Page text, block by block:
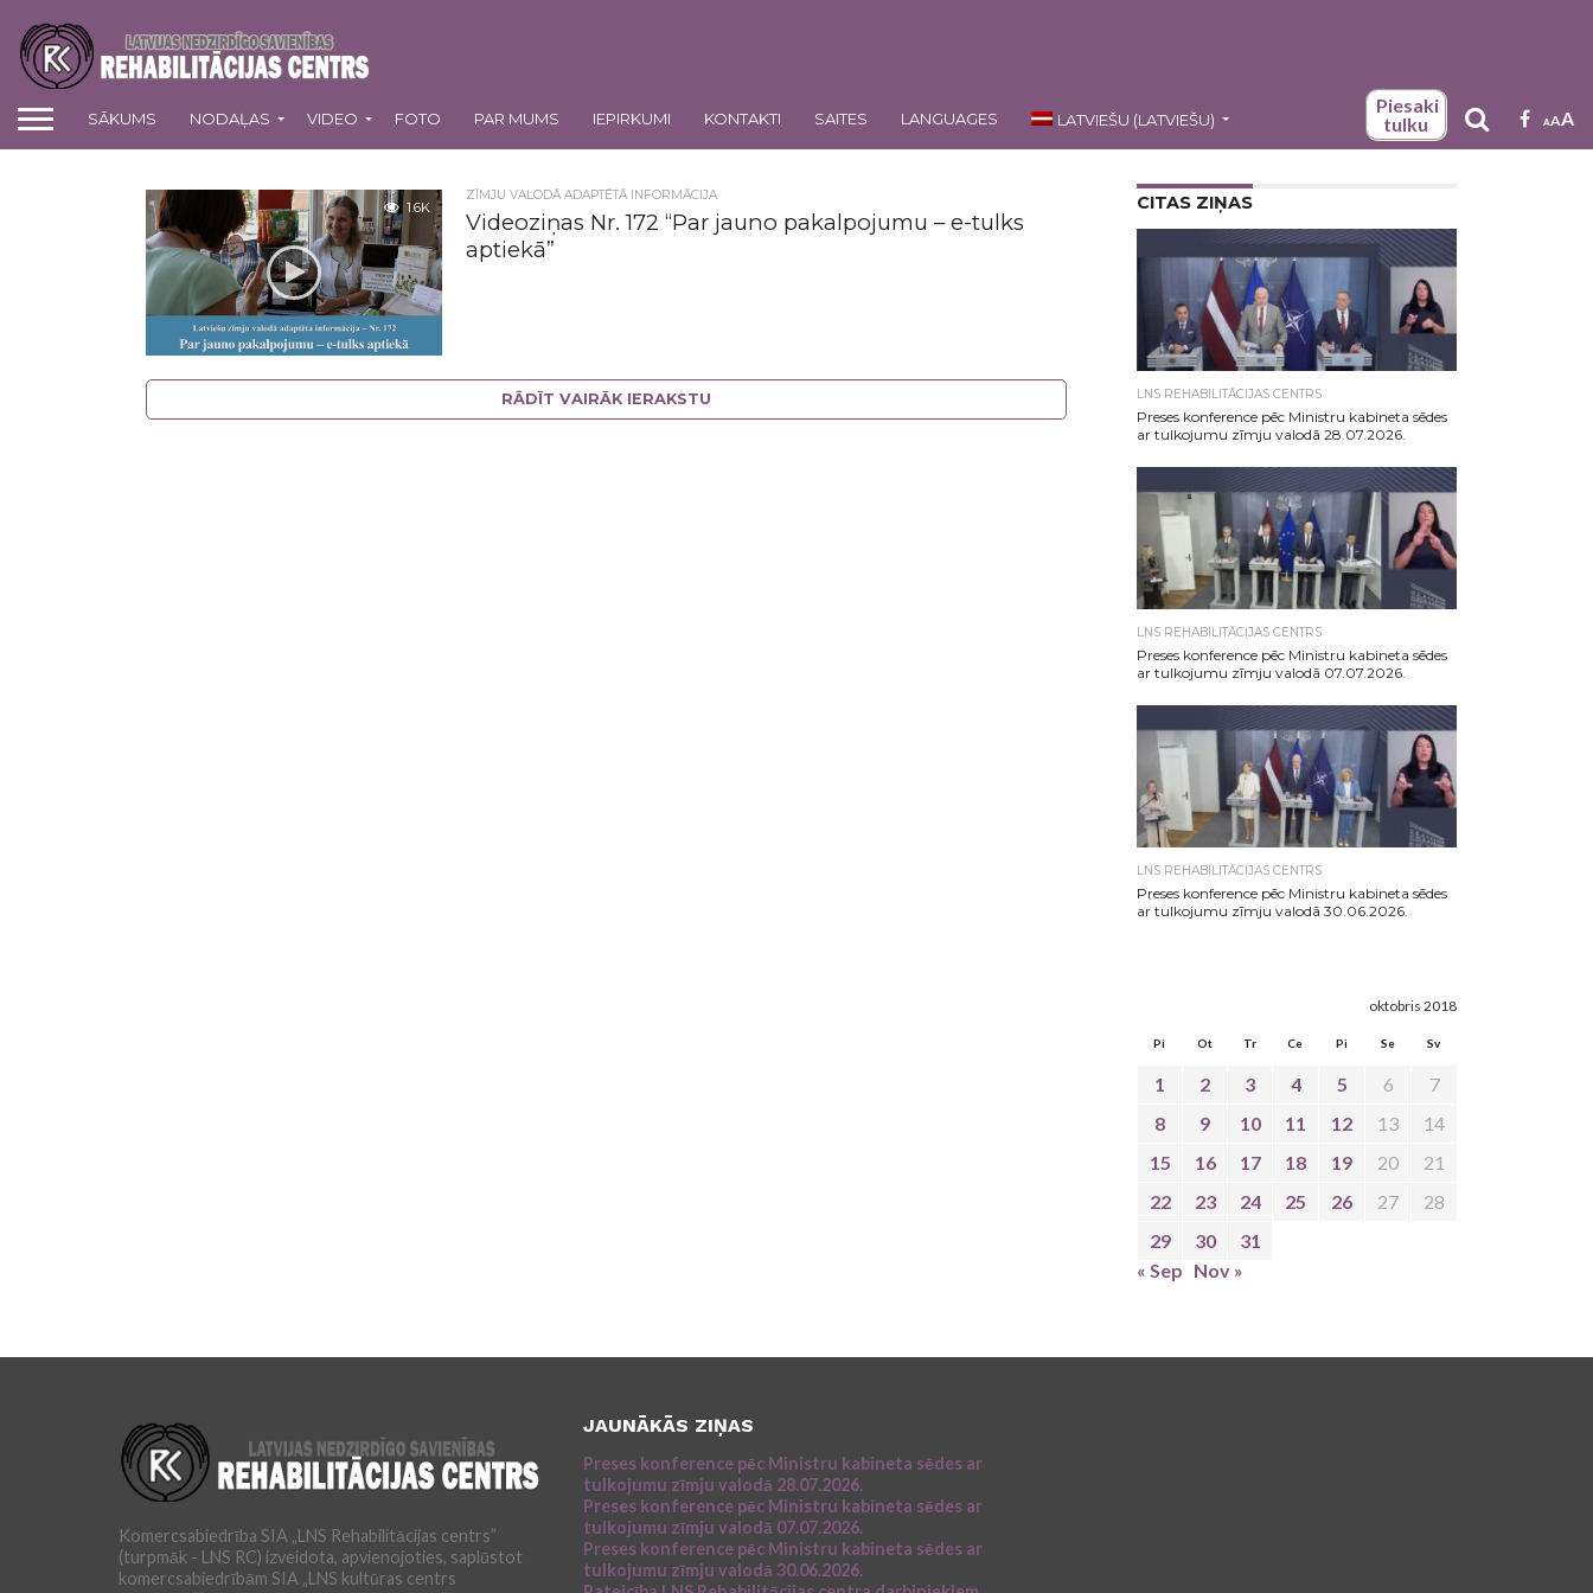
SĀKUMS NODAĻAS VIDEO FOTO PAR MUMS IEPIRKUMI KONTAKTI SAITES LANGUAGES LATVIEŠU (LATVIEŠU)
Piesaki
tulku
AAA
1.6K
ZĪMJU VALODĀ ADAPTĒTĀ INFORMĀCIJA
Videoziņas Nr. 172 “Par jauno pakalpojumu – e-tulks
aptiekā”
RĀDĪT VAIRĀK IERAKSTU
CITAS ZIŅAS
LNS REHABILITĀCIJAS CENTRS
Preses konference pēc Ministru kabineta sēdes
ar tulkojumu zīmju valodā 28.07.2026.
LNS REHABILITĀCIJAS CENTRS
Preses konference pēc Ministru kabineta sēdes
ar tulkojumu zīmju valodā 07.07.2026.
LNS REHABILITĀCIJAS CENTRS
Preses konference pēc Ministru kabineta sēdes
ar tulkojumu zīmju valodā 30.06.2026.
oktobris 2018
Pi Ot Tr Ce Pi Se Sv
1 2 3 4 5 6
7
8
9 10 11 12 13
14
15
16 17 18 19 20
21
22
23 24 25 26 27
28
29
30
31
« Sep Nov »
Komercsabiedrība SIA „LNS Rehabilitācijas centrs”
(turpmāk - LNS RC) izveidota, apvienojoties, saplūstot
komercsabiedrībām SIA „LNS kultūras centrs
JAUNĀKĀS ZIŅAS
Preses konference pēc Ministru kabineta sēdes ar
tulkojumu zīmju valodā 28.07.2026.
Preses konference pēc Ministru kabineta sēdes ar
tulkojumu zīmju valodā 07.07.2026.
Preses konference pēc Ministru kabineta sēdes ar
tulkojumu zīmju valodā 30.06.2026.